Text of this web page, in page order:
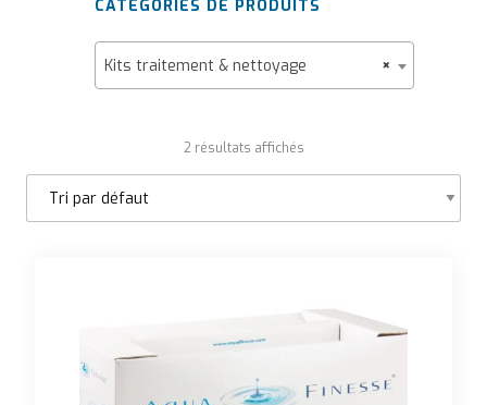
CATÉGORIES DE PRODUITS
×
Kits traitement & nettoyage
2 résultats affichés